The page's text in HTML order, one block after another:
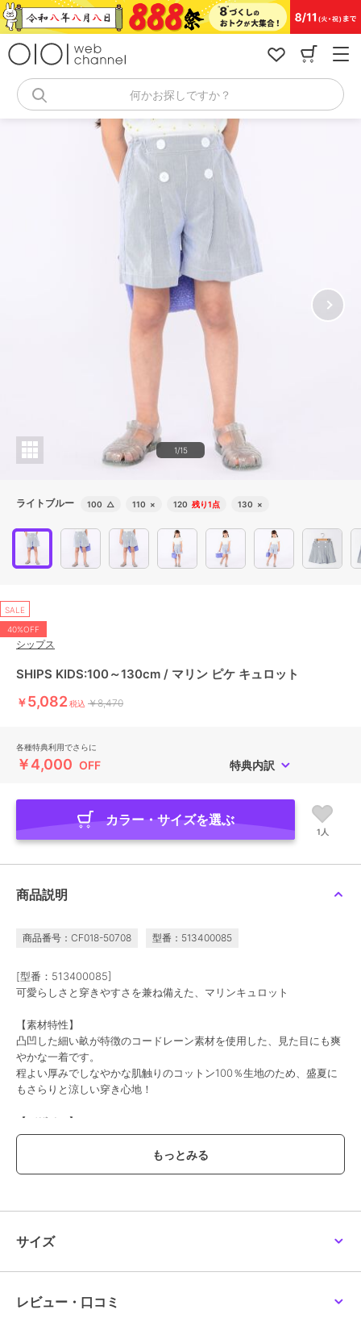
コ
ン
キ
何かお探しですか？
1/15
ライトブルー 100 △ 110 × 120 残り1点 130 ×
SALE
40%OFF
シップス
SHIPS KIDS:100～130cm / マリン ピケ キュロット
￥5,082 税込 ￥8,470
各種特典利用でさらに
￥4,000 OFF 特典内訳
カラー・サイズを選ぶ
1人
商品説明
商品番号：CF018-50708 型番：513400085
[型番：513400085]
可愛らしさと穿きやすさを兼ね備えた、マリンキュロット
【素材特性】
凸凹した細い畝が特徴のコードレーン素材を使用した、見た目にも爽
やかな一着です。
程よい厚みでしなやかな肌触りのコットン100％生地のため、盛夏に
もさらりと涼しい穿き心地！
【デザイン】
ウエストには、２本ずつタックを入れ立体感を持たせつつ、広がりを
抑えたシルエットでトップスを選ばず着回し力抜群◎
ウエストゴム仕様で楽に着脱ができ、内側のアジャスターでサイズ調
ストを加えたこだわりの一枚です。
履きやすさと清涼感のある上品さを兼ね備えた、デイリーからお出か
サイズ
レビュー・口コミ